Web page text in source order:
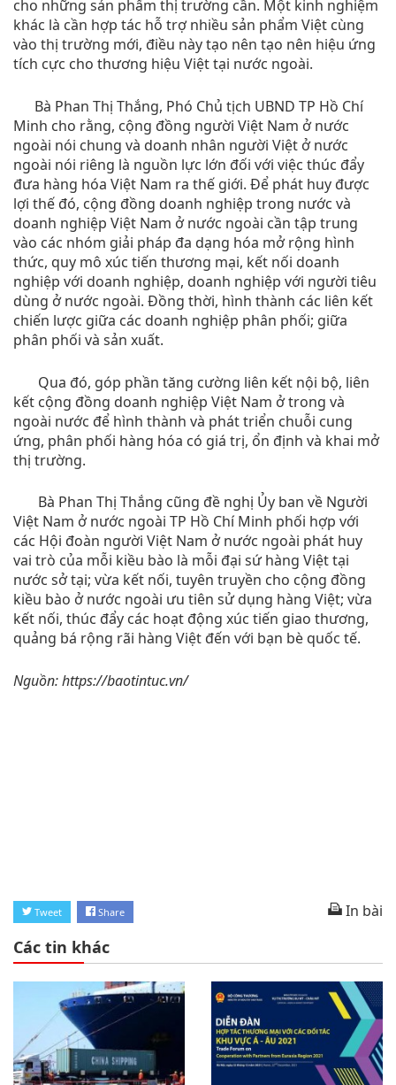
cho những sản phẩm thị trường cần. Một kinh nghiệm
khác là cần hợp tác hỗ trợ nhiều sản phẩm Việt cùng
vào thị trường mới, điều này tạo nên tạo nên hiệu ứng
tích cực cho thương hiệu Việt tại nước ngoài.
Bà Phan Thị Thắng, Phó Chủ tịch UBND TP Hồ Chí
Minh cho rằng, cộng đồng người Việt Nam ở nước
ngoài nói chung và doanh nhân người Việt ở nước
ngoài nói riêng là nguồn lực lớn đối với việc thúc đẩy
đưa hàng hóa Việt Nam ra thế giới. Để phát huy được
lợi thế đó, cộng đồng doanh nghiệp trong nước và
doanh nghiệp Việt Nam ở nước ngoài cần tập trung
vào các nhóm giải pháp đa dạng hóa mở rộng hình
thức, quy mô xúc tiến thương mại, kết nối doanh
nghiệp với doanh nghiệp, doanh nghiệp với người tiêu
dùng ở nước ngoài. Đồng thời, hình thành các liên kết
chiến lược giữa các doanh nghiệp phân phối; giữa
phân phối và sản xuất.
Qua đó, góp phần tăng cường liên kết nội bộ, liên
kết cộng đồng doanh nghiệp Việt Nam ở trong và
ngoài nước để hình thành và phát triển chuỗi cung
ứng, phân phối hàng hóa có giá trị, ổn định và khai mở
thị trường.
Bà Phan Thị Thắng cũng đề nghị Ủy ban về Người
Việt Nam ở nước ngoài TP Hồ Chí Minh phối hợp với
các Hội đoàn người Việt Nam ở nước ngoài phát huy
vai trò của mỗi kiều bào là mỗi đại sứ hàng Việt tại
nước sở tại; vừa kết nối, tuyên truyền cho cộng đồng
kiều bào ở nước ngoài ưu tiên sử dụng hàng Việt; vừa
kết nối, thúc đẩy các hoạt động xúc tiến giao thương,
quảng bá rộng rãi hàng Việt đến với bạn bè quốc tế.
Nguồn: https://baotintuc.vn/
In bài
Tweet Share
Các tin khác